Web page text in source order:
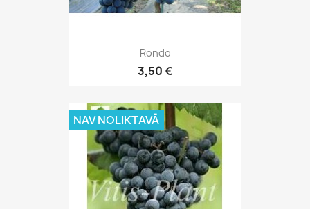
Rondo
3,50 €
NAV NOLIKTAVĀ